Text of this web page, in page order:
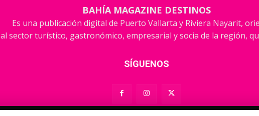
BAHÍA MAGAZINE DESTINOS
Es una publicación digital de Puerto Vallarta y Riviera Nayarit,
al sector turístico, gastronómico, empresarial y socia de la región,
SÍGUENOS